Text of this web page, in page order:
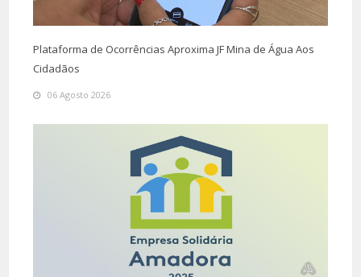
Plataforma de Ocorrências Aproxima JF Mina de Água Aos
Cidadãos
06 Agosto 2026